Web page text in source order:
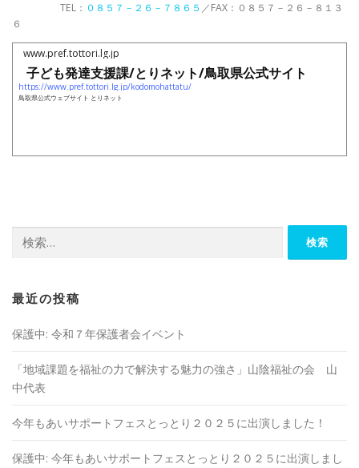
TEL： ０８５７－２６－７８６５ ／FAX：０８５７－２６－８１３
６
www.pref.tottori.lg.jp
子ども発達支援課/とりネット/鳥取県公式サイト
https://www.pref.tottori.lg.jp/kodomohattatu/
鳥取県公式ウェブサイト とりネット
索:
最近の投稿
保護中: 令和７年保護者会イベント
「地域課題を福祉の⼒で解決する魅⼒の強さ」山陰福祉の会 山
中代表
今年もあいサポートフェスとっとり２０２５に出演しました！
保護中: 今年もあいサポートフェスとっとり２０２５に出演しまし